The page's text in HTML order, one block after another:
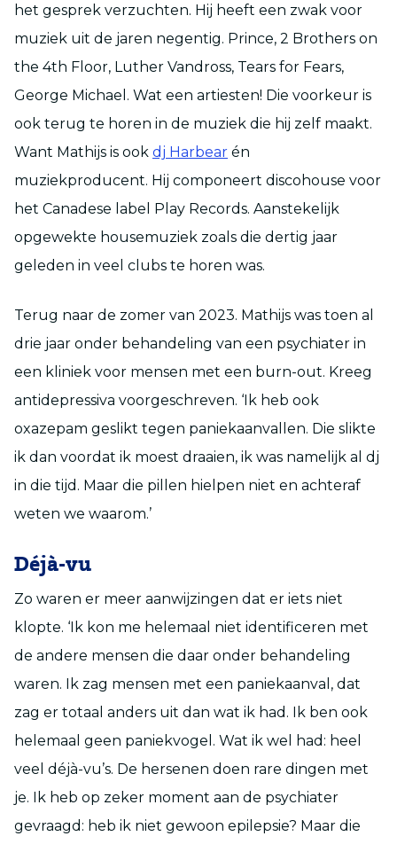
het gesprek verzuchten. Hij heeft een zwak voor
muziek uit de jaren negentig. Prince, 2 Brothers on
the 4th Floor, Luther Vandross, Tears for Fears,
George Michael. Wat een artiesten! Die voorkeur is
ook terug te horen in de muziek die hij zelf maakt.
Want Mathijs is ook dj Harbear én
muziekproducent. Hij componeert discohouse voor
het Canadese label Play Records. Aanstekelijk
opgewekte housemuziek zoals die dertig jaar
geleden in veel clubs te horen was.
Terug naar de zomer van 2023. Mathijs was toen al
drie jaar onder behandeling van een psychiater in
een kliniek voor mensen met een burn-out. Kreeg
antidepressiva voorgeschreven. ‘Ik heb ook
oxazepam geslikt tegen paniekaanvallen. Die slikte
ik dan voordat ik moest draaien, ik was namelijk al dj
in die tijd. Maar die pillen hielpen niet en achteraf
weten we waarom.’
Déjà-vu
Zo waren er meer aanwijzingen dat er iets niet
klopte. ‘Ik kon me helemaal niet identificeren met
de andere mensen die daar onder behandeling
waren. Ik zag mensen met een paniekaanval, dat
zag er totaal anders uit dan wat ik had. Ik ben ook
helemaal geen paniekvogel. Wat ik wel had: heel
veel déjà-vu’s. De hersenen doen rare dingen met
je. Ik heb op zeker moment aan de psychiater
gevraagd: heb ik niet gewoon epilepsie? Maar die